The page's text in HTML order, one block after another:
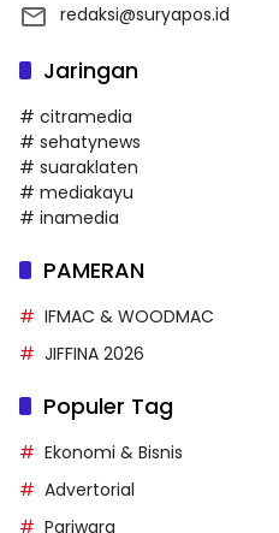
redaksi@suryapos.id
Jaringan
# citramedia
# sehatynews
# suaraklaten
# mediakayu
# inamedia
PAMERAN
IFMAC & WOODMAC
JIFFINA 2026
Populer Tag
Ekonomi & Bisnis
Advertorial
Pariwara